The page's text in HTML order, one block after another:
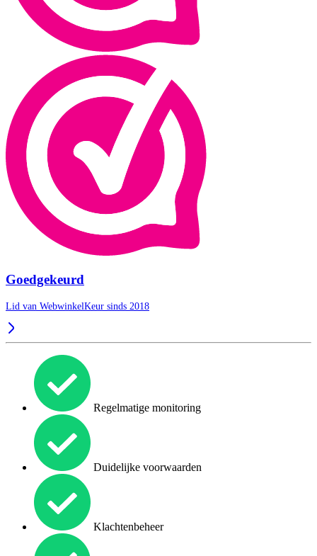
Goedgekeurd
Lid van WebwinkelKeur sinds 2018
Regelmatige monitoring
Duidelijke voorwaarden
Klachtenbeheer